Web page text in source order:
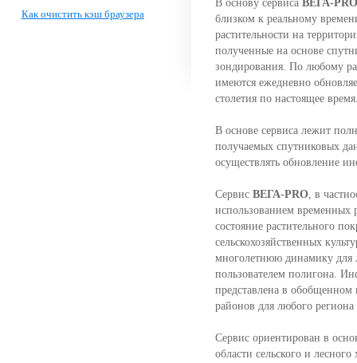
В основу сервисаВЕГА-
близком к реальному
растительности на
полученные на основе
зондирования. По любому
имеются ежедневно
столетия по настоящее
В основе сервиса лежит
получаемых спутниковых
осуществлять обновление
СервисВЕГА-PRO, в
использованием временных
состояние растительного
сельскохозяйственных
многолетнюю динамику для
пользователем полигона.
представлена в
районов для любого
Сервис ориентирован в
области сельского и
Как очистить кэш браузера